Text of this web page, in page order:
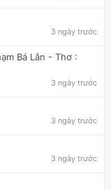
3 ngày trước
Bá Lân - Thơ :
3 ngày trước
3 ngày trước
3 ngày trước